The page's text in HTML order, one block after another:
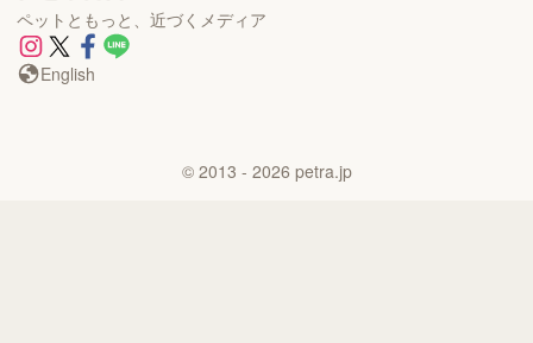
ペットともっと、近づくメディア
English
© 2013 - 2026 petra.jp